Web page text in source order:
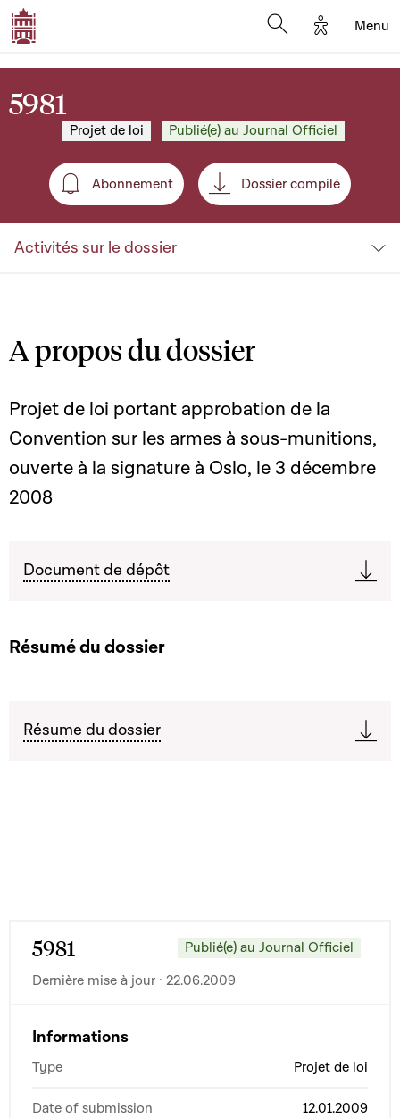
Options
Menu
5981
Projet de loi Publié(e) au Journal Officiel
Abonnement
Abonnement Dossier compilé
Activités sur le dossier
A propos du dossier
Projet de loi portant approbation de la
Convention sur les armes à sous-munitions,
ouverte à la signature à Oslo, le 3 décembre
2008
Document de dépôt
Résumé du dossier
Résume du dossier
5981
Publié(e) au Journal Officiel
Dernière mise à jour · 22.06.2009
Informations
Type Projet de loi
Date of submission 12.01.2009